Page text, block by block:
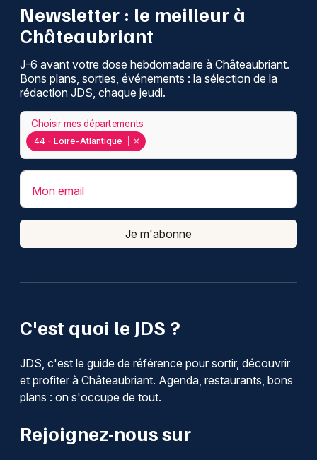
C'est quoi le JDS ?
JDS, c'est le guide de référence pour sortir, découvrir
et profiter à Châteaubriant. Agenda, restaurants, bons
plans : on s'occupe de tout.
Rejoignez-nous sur
Newsletter : le meilleur à
Châteaubriant
J-6 avant votre dose hebdomadaire à Châteaubriant.
Bons plans, sorties, événements : la sélection de la
rédaction JDS, chaque jeudi.
44 - Loire-Atlantique
Choisir mes départements
Mon email
Je m'abonne